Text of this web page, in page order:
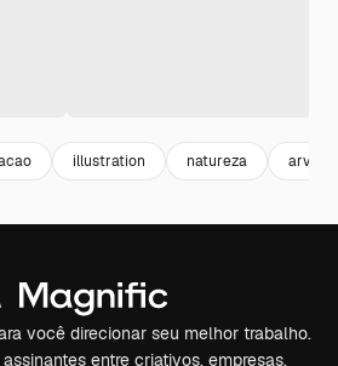
illustration natureza arvore
você direcionar seu melhor trabalho.
entre criativos, empresas,